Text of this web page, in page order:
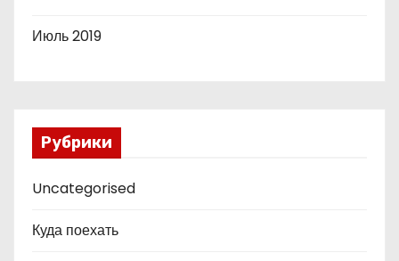
Июль 2019
Рубрики
Uncategorised
Куда поехать